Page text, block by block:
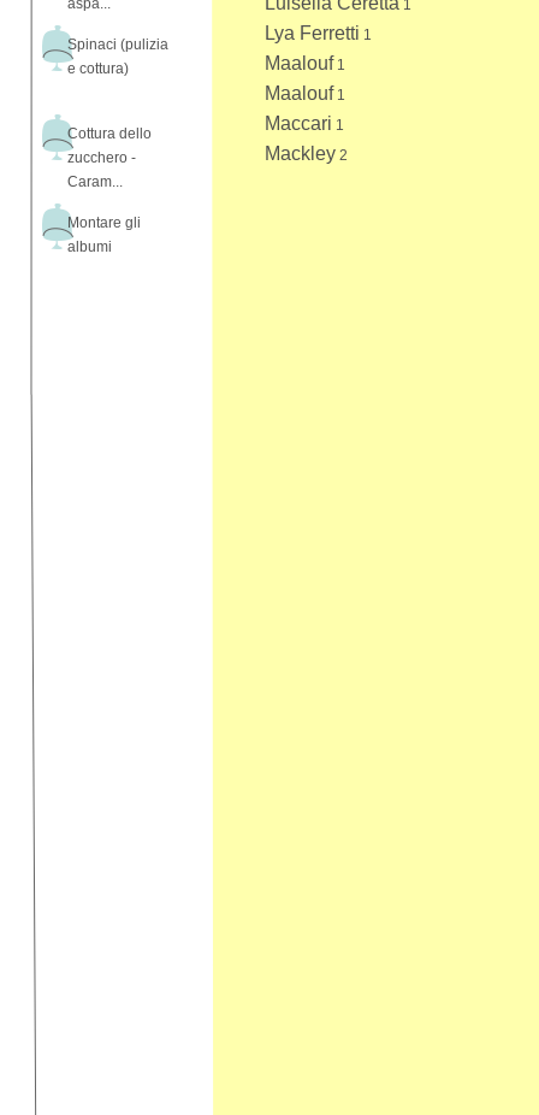
aspa...
Spinaci (pulizia
e cottura)
Cottura dello
zucchero -
Caram...
Montare gli
albumi
1
Lya Ferretti 1
Maalouf 1
Maalouf 1
Maccari 1
Mackley 2